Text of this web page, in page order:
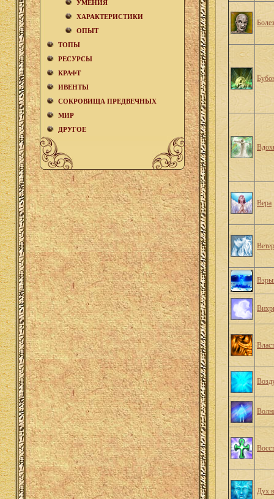
УМЕНИЯ
ХАРАКТЕРИСТИКИ
ОПЫТ
ТОПЫ
РЕСУРСЫ
КРАФТ
ИВЕНТЫ
СОКРОВИЩА ПРЕДВЕЧНЫХ
МИР
ДРУГОЕ
Вера
Ветер
Дух